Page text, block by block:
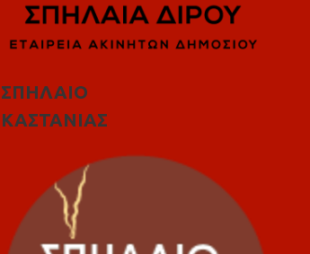
ΣΠΗΛΑΙΟ
ΚΑΣΤΑΝΙΑΣ